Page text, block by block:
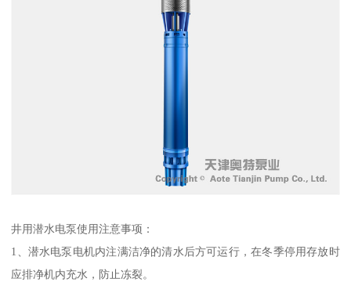
井用潜水电泵使用注意事项：
1、潜水电泵电机内注满洁净的清水后方可运行，在冬季停用存放时
应排净机内充水，防止冻裂。